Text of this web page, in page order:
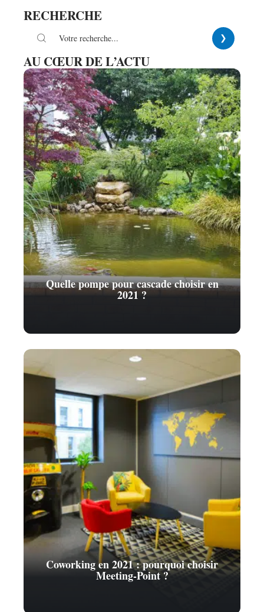
RECHERCHE
AU CŒUR DE L’ACTU
Quelle pompe pour cascade choisir en
2021 ?
Coworking en 2021 : pourquoi choisir
Meeting-Point ?